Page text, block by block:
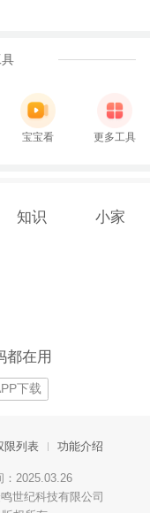
宝宝看 更多工具
知识 小家
都在用
下载
限列表 功能介绍
2025.03.26
世纪科技有限公司